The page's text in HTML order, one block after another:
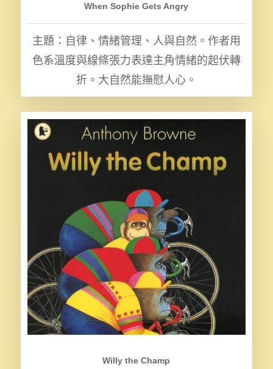
When Sophie Gets Angry
主題：自律、情緒管理、人與自然。作者用
色系溫度與線條張力表達主角情緒的起伏轉
折。大自然能撫慰人心。
Willy the Champ